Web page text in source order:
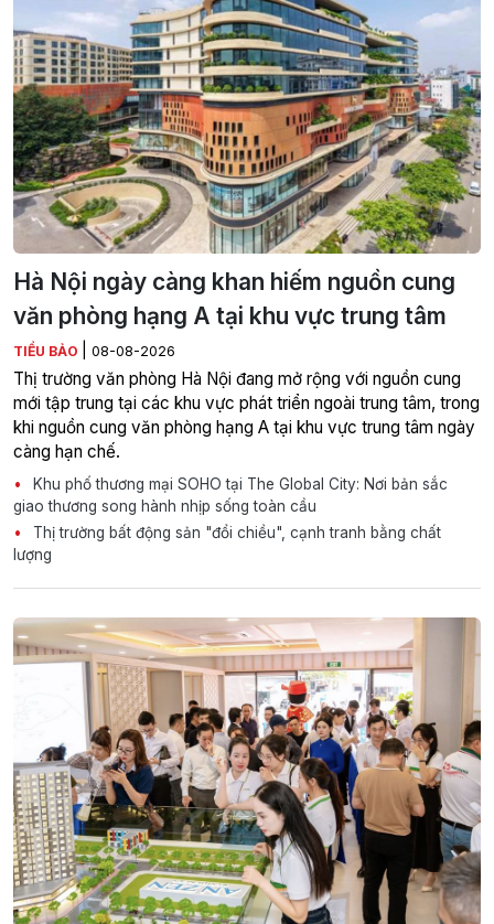
Hà Nội ngày càng khan hiếm nguồn cung
văn phòng hạng A tại khu vực trung tâm
TIỂU BẢO 08-08-2026
Thị trường văn phòng Hà Nội đang mở rộng với nguồn cung
mới tập trung tại các khu vực phát triển ngoài trung tâm, trong
khi nguồn cung văn phòng hạng A tại khu vực trung tâm ngày
càng hạn chế.
Khu phố thương mại SOHO tại The Global City: Nơi bản sắc
giao thương song hành nhịp sống toàn cầu
Thị trường bất động sản "đổi chiều", cạnh tranh bằng chất
lượng